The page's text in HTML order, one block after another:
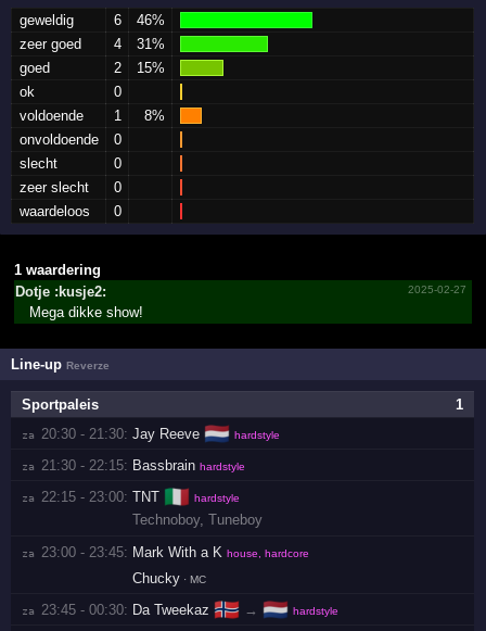
geweldig 6
46%
zeer goed
4
31%
goed
2
15%
ok
0
voldoende
1
8%
onvoldoende
0
slecht
0
zeer slecht
0
waardeloos
0
1 waardering
Dotje :kusje2:
2025-02-27
Mega dikke show!
Line-upReverze
1
Sportpaleis
za 20:30 - 21:30: Jay Reeve 🇳🇱 hardstyle
za 21:30 - 22:15: Bassbrain hardstyle
za 22:15 - 23:00: TNT 🇮🇹 hardstyle
Technoboy,Tuneboy
za 23:00 - 23:45: Mark With a K house, hardcore
Chucky · MC
za 23:45 - 00:30: Da Tweekaz 🇳🇴 → 🇳🇱 hardstyle